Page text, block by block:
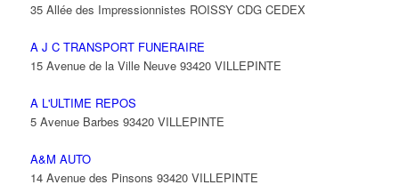
35 Allée des Impressionnistes ROISSY CDG CEDEX
A J C TRANSPORT FUNERAIRE
15 Avenue de la Ville Neuve 93420 VILLEPINTE
A L'ULTIME REPOS
5 Avenue Barbes 93420 VILLEPINTE
A&M AUTO
14 Avenue des Pinsons 93420 VILLEPINTE